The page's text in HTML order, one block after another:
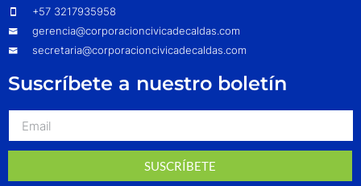
+57 3217935958
gerencia@corporacioncivicadecaldas.com
secretaria@corporacioncivicadecaldas.com
Suscríbete a nuestro boletín
SUSCRÍBETE